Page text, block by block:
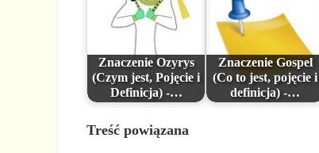
Znaczenie Ozyrys
(Czym jest, Pojęcie i
Definicja) -…
Znaczenie Gospel
(Co to jest, pojęcie i
definicja) -…
Treść powiązana